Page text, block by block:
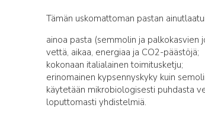
Tämän uskomattoman pastan
ainoa pasta (semmolin ja palkokasvien
vettä, aikaa, energiaa ja CO2-päästöjä;
kokonaan italialainen toimitusketju;
erinomainen kypsennyskyky kuin
käytetään mikrobiologisesti puhdasta
loputtomasti yhdistelmiä.